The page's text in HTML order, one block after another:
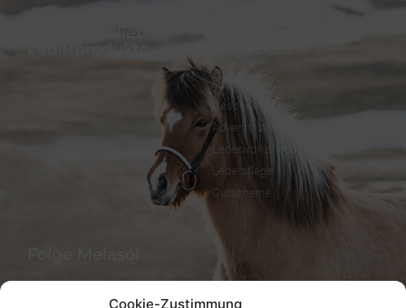
Cookie-Zustimmung
FineFellows Schmuck
Geschenkpapier
Adventskalender
Lederworkshops
Lederpflege
Gutscheine